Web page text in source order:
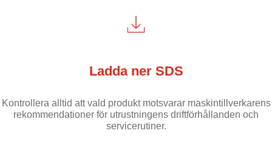
Ladda ner SDS
Kontrollera alltid att vald produkt motsvarar maskintillverkarens
rekommendationer för utrustningens driftförhållanden och
servicerutiner.